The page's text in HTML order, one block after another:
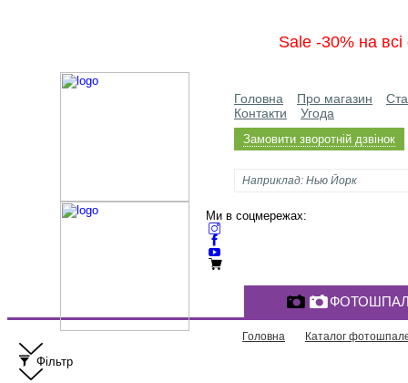
Sale -30% на
Головна Про магазин
Контакти
Угода
Замовити зворотній дзвінок
Ми в соцмережах:
Головна Каталог
Фільтр